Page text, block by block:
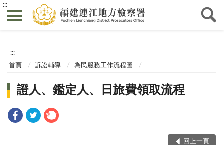
:::
:::
首頁 訴訟輔導 為民服務工作流程圖
證人、鑑定人、日旅費領取流程
回上一頁